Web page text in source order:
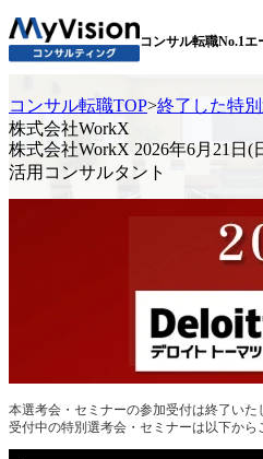
コンサル転職No.1エ
コンサル転職TOP>終了した特
株式会社WorkX
株式会社WorkX 2026年6月21日(
活用コンサルタント
本選考会・セミナーの参加受付は終了いた
受付中の特別選考会・セミナーは以下から